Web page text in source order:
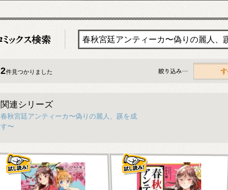
2件見つかりました
すべて
関連シリーズ
春秋宮廷アンティーカ〜偽りの麗人、蹊を成
す〜